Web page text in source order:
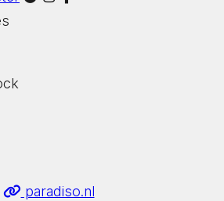
paradiso.nl